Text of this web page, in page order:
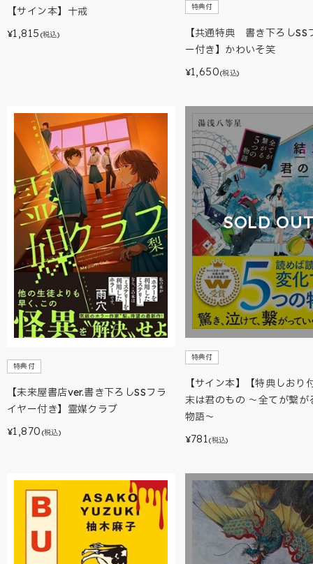
【サイン本】十戒
¥1,815 (税込)
特典付
【共通特典 書き下ろしSS
ー付き】かわいそ笑
¥1,650(税込)
特典付
【未来屋書店ver.書き下ろしSSフラ
イヤー付き】霊媒クラブ
¥1,870 (税込)
SOLD
特典付
【サイン本】【特典しおり
末は君のもの ～全てが繋が
物語～
¥781 (税込)